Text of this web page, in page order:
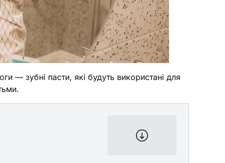
— зубні пасти, які будуть використані для